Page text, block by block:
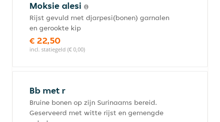
Moksie alesi
Rijst gevuld met djarpesi(bonen) garnalen
en gerookte kip
€ 22,50
incl. statiegeld (€ 0,00)
Bb met r
Bruine bonen op zijn Surinaams bereid.
Geserveerd met witte rijst en gemengde